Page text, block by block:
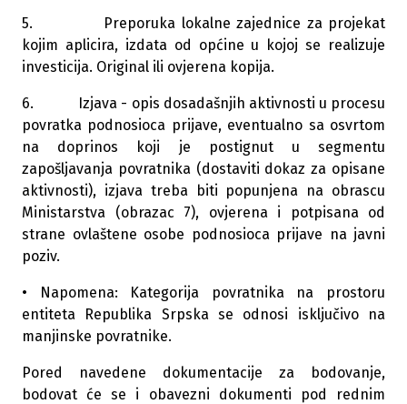
5. Preporuka lokalne zajednice za projekat
kojim aplicira, izdata od općine u kojoj se realizuje
investicija. Original ili ovjerena kopija.
6. Izjava - opis dosadašnjih aktivnosti u procesu
povratka podnosioca prijave, eventualno sa osvrtom
na doprinos koji je postignut u segmentu
zapošljavanja povratnika (dostaviti dokaz za opisane
aktivnosti), izjava treba biti popunjena na obrascu
Ministarstva (obrazac 7), ovjerena i potpisana od
strane ovlaštene osobe podnosioca prijave na javni
poziv.
• Napomena: Kategorija povratnika na prostoru
entiteta Republika Srpska se odnosi isključivo na
manjinske povratnike.
Pored navedene dokumentacije za bodovanje,
bodovat će se i obavezni dokumenti pod rednim